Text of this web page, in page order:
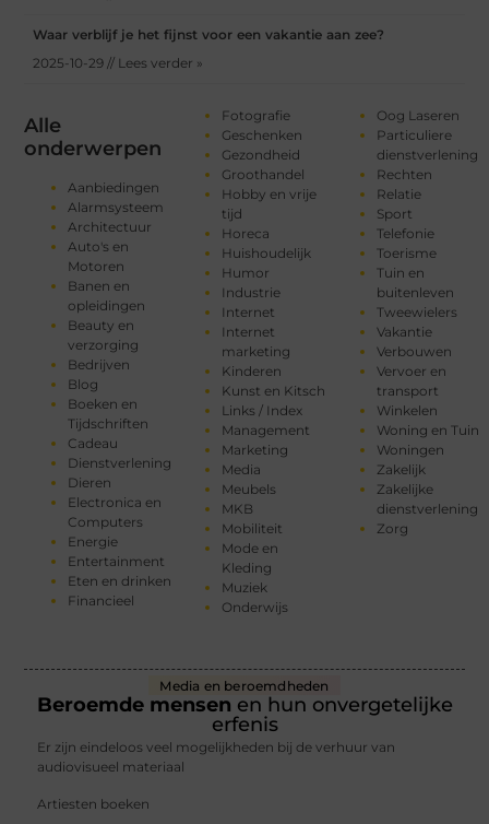
Alle
onderwerpen
Aanbiedingen
Alarmsysteem
Architectuur
Auto's en
Motoren
Banen en
opleidingen
Beauty en
verzorging
Bedrijven
Blog
Boeken en
Tijdschriften
Cadeau
Dienstverlening
Dieren
Electronica en
Computers
Energie
Entertainment
Eten en drinken
Financieel
Fotografie
Geschenken
Gezondheid
Groothandel
Hobby en vrije
tijd
Horeca
Huishoudelijk
Humor
Industrie
Internet
Internet
marketing
Kinderen
Kunst en Kitsch
Links / Index
Management
Marketing
Media
Meubels
MKB
Mobiliteit
Mode en
Kleding
Muziek
Onderwijs
Oog Laseren
Particuliere
dienstverlening
Rechten
Relatie
Sport
Telefonie
Toerisme
Tuin en
buitenleven
Tweewielers
Vakantie
Verbouwen
Vervoer en
transport
Winkelen
Woning en Tuin
Woningen
Zakelijk
Zakelijke
dienstverlening
Zorg
Waar verblijf je het fijnst voor een vakantie aan zee?
2025-10-29 // Lees verder »
Media en beroemdheden
Beroemde mensen en hun onvergetelijke
erfenis
Er zijn eindeloos veel mogelijkheden bij de verhuur van
audiovisueel materiaal
Artiesten boeken